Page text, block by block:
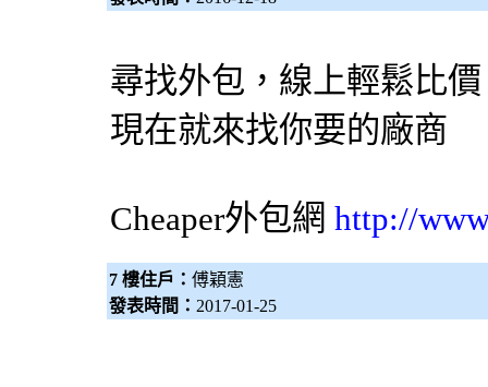
尋找外包，線上輕鬆比
現在就來找你要的廠商
Cheaper外包網 http://
7 樓住戶： 傅穎憲
發表時間： 2017-01-25